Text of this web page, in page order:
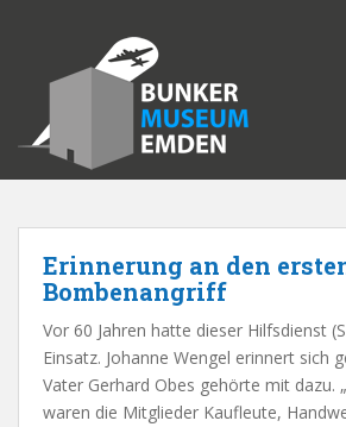
m
Erinnerung an den
Bombenangriff
Vor 60 Jahren hatte dieser Hilfsdienst
Einsatz. Johanne Wengel erinnert sich
Vater Gerhard Obes gehörte mit dazu.
waren die Mitglieder Kaufleute,